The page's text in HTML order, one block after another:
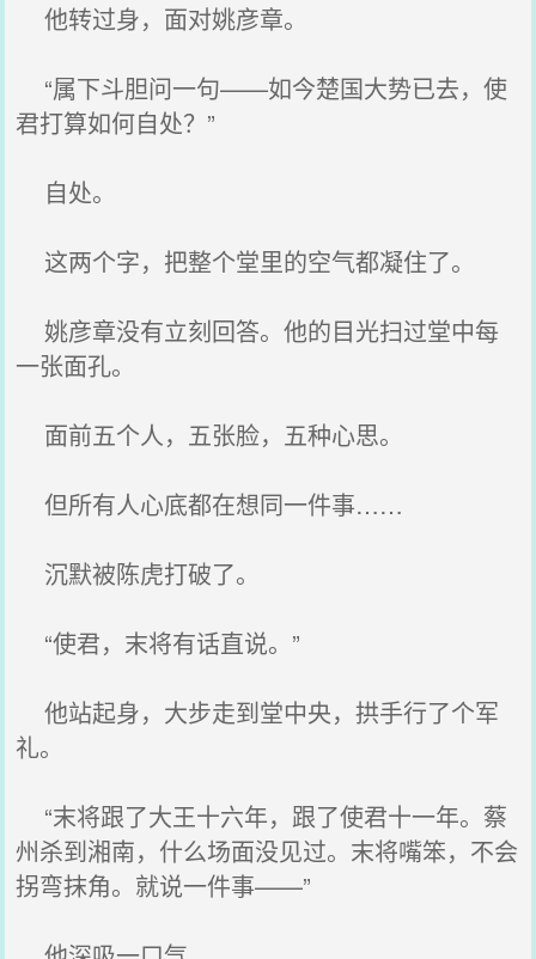
他转过身，面对姚彦章。
“属下斗胆问一句——如今楚国大势已去，使
君打算如何自处？”
自处。
这两个字，把整个堂里的空气都凝住了。
姚彦章没有立刻回答。他的目光扫过堂中每
一张面孔。
面前五个人，五张脸，五种心思。
但所有人心底都在想同一件事……
沉默被陈虎打破了。
“使君，末将有话直说。”
他站起身，大步走到堂中央，拱手行了个军
礼。
“末将跟了大王十六年，跟了使君十一年。蔡
州杀到湘南，什么场面没见过。末将嘴笨，不会
拐弯抹角。就说一件事——”